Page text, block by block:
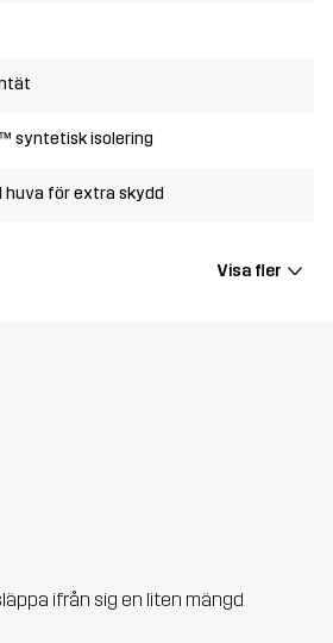
syntetisk isolering
huva för extra skydd
Visa fler
ifrån sig en liten mängd